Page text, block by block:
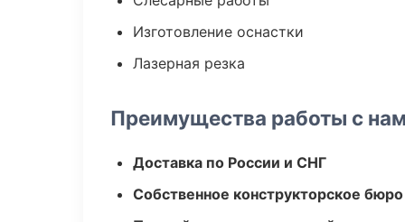
Изготовление оснастки
Лазерная резка
Преимущества работы с
Доставка по России и СНГ
Собственное конструкторское бюро